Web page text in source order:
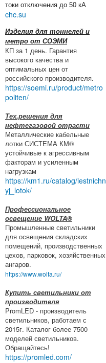
токи отключения до 50 кА
chc.su
Изделия для тоннелей и
метро от СОЭМИ
КП за 1 день. Гарантия
высокого качества и
оптимальных цен от
российского производителя.
https://soemi.ru/product/metro
politen/
Тех.решения для
нефтегазовой отрасти
Металлические кабельные
лотки СИСТЕМА КМ®
устойчивые к агрессивным
факторам и усиленным
нагрузкам
https://km1.ru/catalog/lestnichn
yj_lotok/
Профессиональное
освещение WOLTA®
Промышленные светильники
для освещения складских
помещений, производственных
цехов, парковок, хозяйственных
ангаров.
https://www.wolta.ru/
Купить светильники от
производителя
PromLED - производитель
светильников, работаем с
2015г. Каталог более 7500
моделей светильников.
Обращайтесь!
https://promled.com/